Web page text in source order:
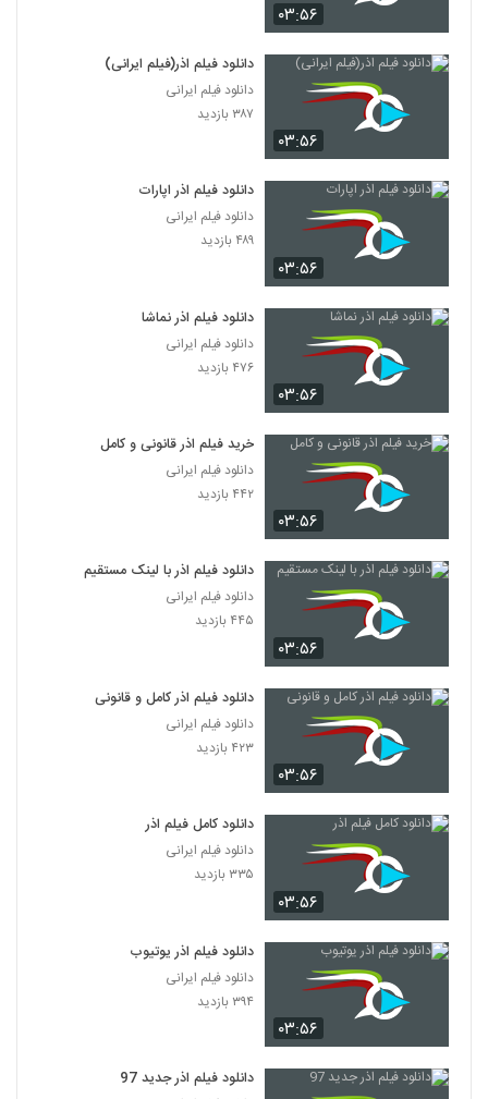
۰۳:۵۶
۰۳:۵۶
دانلود فیلم اذر(فیلم ایرانی)
دانلود فیلم ایرانی
۳۸۷ بازدید
۰۳:۵۶
دانلود فیلم اذر اپارات
دانلود فیلم ایرانی
۴۸۹ بازدید
۰۳:۵۶
دانلود فیلم اذر نماشا
دانلود فیلم ایرانی
۴۷۶ بازدید
۰۳:۵۶
خرید فیلم اذر قانونی و کامل
دانلود فیلم ایرانی
۴۴۲ بازدید
۰۳:۵۶
دانلود فیلم اذر با لینک مستقیم
دانلود فیلم ایرانی
۴۴۵ بازدید
۰۳:۵۶
دانلود فیلم اذر کامل و قانونی
دانلود فیلم ایرانی
۴۲۳ بازدید
۰۳:۵۶
دانلود کامل فیلم اذر
دانلود فیلم ایرانی
۳۳۵ بازدید
۰۳:۵۶
دانلود فیلم اذر یوتیوب
دانلود فیلم ایرانی
۳۹۴ بازدید
دانلود فیلم اذر جدید 97